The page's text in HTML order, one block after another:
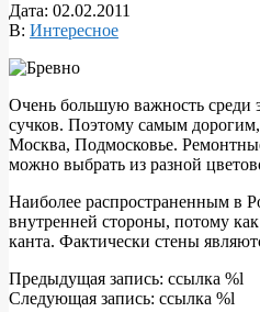
Дата: 02.02.2011
В: Интересное
Очень большую важность среди
сучков. Поэтому самым
Москва, Подмосковье.
можно выбрать из разной
Наиболее распространенным в
внутренней стороны, потому
канта. Фактически стены
2011-
02-
Предыдущая запись: ссылка %l
Следующая запись: ссылка %l